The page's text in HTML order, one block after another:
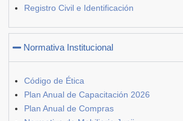
Registro Civil e Identificación
Normativa Institucional
Código de Ética
Plan Anual de Capacitación 2026
Plan Anual de Compras